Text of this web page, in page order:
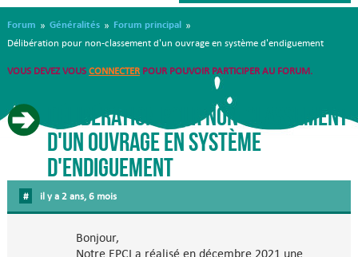
Forum » Généralités » Forum principal »
Délibération pour non-classement d'un ouvrage en système d'endiguement
VOUS DEVEZ VOUS CONNECTERPOUR POUVOIR PARTICIPER AU FORUM.
Délibération pour non-classement
d'un ouvrage en système
d'endiguement
# il y a 2 ans, 6 mois
Bonjour,
Notre EPCI a réalisé en décembre 2021 une